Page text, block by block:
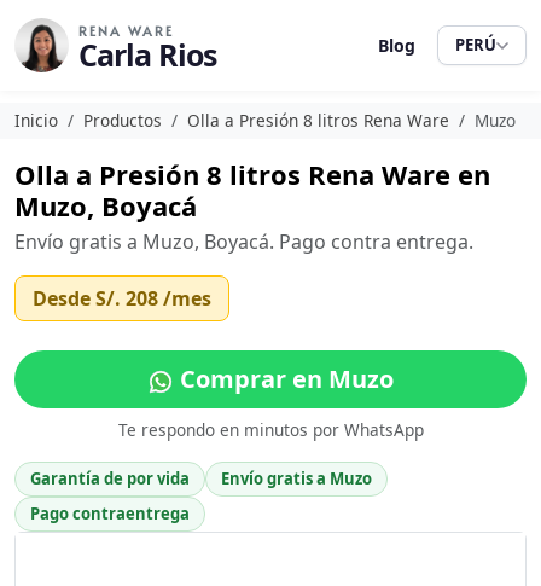
RENA WARE
Carla Rios Blog PERÚ
Inicio Productos Olla a Presión 8 litros Rena Ware Muzo
Olla a Presión 8 litros Rena Ware en
Muzo, Boyacá
Envío gratis a Muzo, Boyacá. Pago contra entrega.
DesdeS/. 208/mes
Comprar en Muzo
Te respondo en minutos por WhatsApp
Garantía de por vida
Envío gratis a Muzo
Pago contraentrega